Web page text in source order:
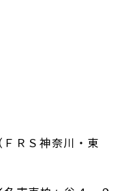
ＲＳ神奈川・東